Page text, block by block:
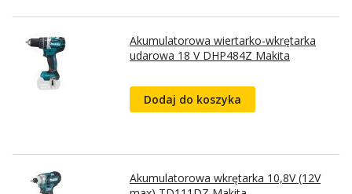
Akumulatorowa wiertarko-wkrętarka
udarowa 18 V DHP484Z Makita
Dodaj do koszyka
Akumulatorowa wkrętarka 10,8V (12V